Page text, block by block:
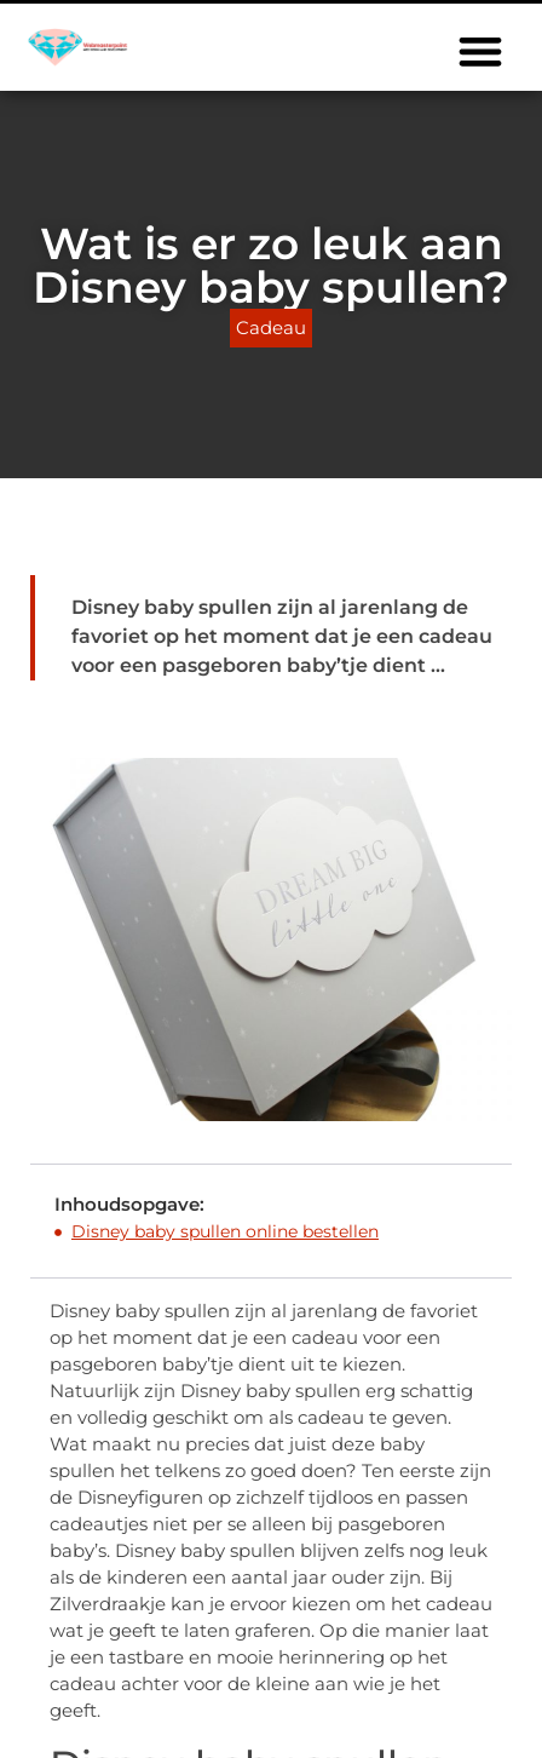
Wat is er zo leuk aan
Disney baby spullen?
Cadeau
Disney baby spullen zijn al jarenlang de
favoriet op het moment dat je een cadeau
voor een pasgeboren baby’tje dient ...
Inhoudsopgave:
Disney baby spullen online bestellen
Disney baby spullen zijn al jarenlang de favoriet
op het moment dat je een cadeau voor een
pasgeboren baby’tje dient uit te kiezen.
Natuurlijk zijn Disney baby spullen erg schattig
en volledig geschikt om als cadeau te geven.
Wat maakt nu precies dat juist deze baby
spullen het telkens zo goed doen? Ten eerste zijn
de Disneyfiguren op zichzelf tijdloos en passen
cadeautjes niet per se alleen bij pasgeboren
baby’s. Disney baby spullen blijven zelfs nog leuk
als de kinderen een aantal jaar ouder zijn. Bij
Zilverdraakje kan je ervoor kiezen om het cadeau
wat je geeft te laten graferen. Op die manier laat
je een tastbare en mooie herinnering op het
cadeau achter voor de kleine aan wie je het
geeft.